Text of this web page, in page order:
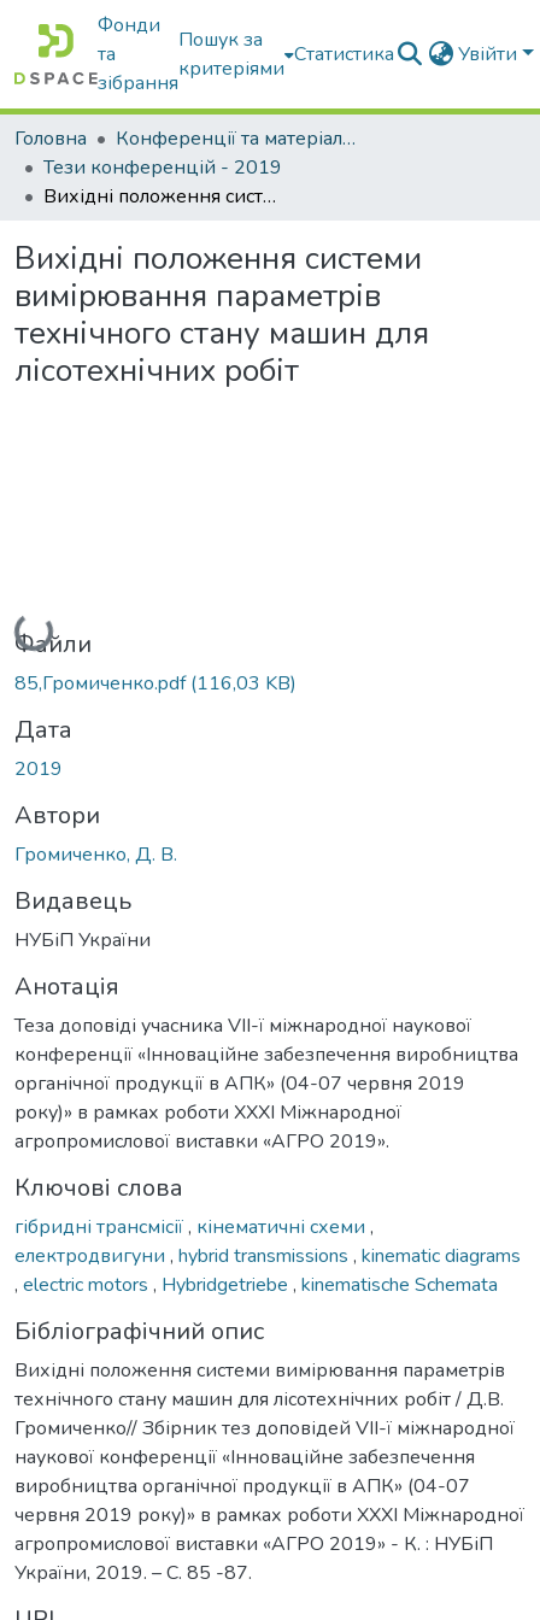
Фонди
та
зібрання
Пошук за
критеріями
Статистика Увійти
Головна
Конференції та матеріали конференцій
Тези конференцій - 2019
Вихідні положення системи вимірювання параметрів технічного стану машин для лісотехнічних робіт
Вихідні положення системи
вимірювання параметрів
технічного стану машин для
лісотехнічних робіт
Вантажиться...
Файли
85,Громиченко.pdf(116,03 KB)
Дата
2019
Автори
Громиченко, Д. В.
Видавець
НУБіП України
Анотація
Теза доповіді учасника VІІ-ї міжнародної наукової
конференції «Інноваційне забезпечення виробництва
органічної продукції в АПК» (04-07 червня 2019
року)» в рамках роботи XXXI Міжнародної
агропромислової виставки «АГРО 2019».
Ключові слова
гібридні трансмісії, кінематичні схеми ,
електродвигуни , hybrid transmissions , kinematic diagrams
, electric motors , Hybridgetriebe , kinematische Schemata
Бібліографічний опис
Вихідні положення системи вимірювання параметрів
технічного стану машин для лісотехнічних робіт / Д.В.
Громиченко// Збірник тез доповідей VІІ-ї міжнародної
наукової конференції «Інноваційне забезпечення
виробництва органічної продукції в АПК» (04-07
червня 2019 року)» в рамках роботи XXXI Міжнародної
агропромислової виставки «АГРО 2019» - К. : НУБіП
України, 2019. – С. 85 -87.